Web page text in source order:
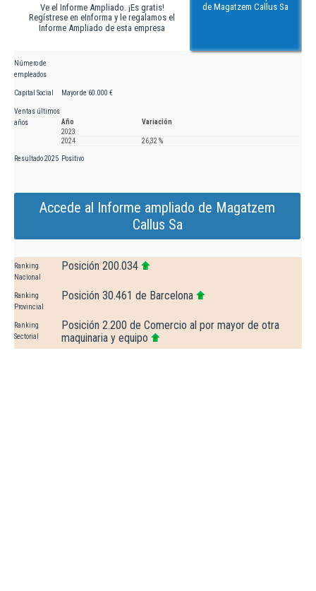
Ve el Informe Ampliado. ¡Es gratis!
Regístrese en eInforma y le regalamos el
Informe Ampliado de esta empresa
de Magatzem Callus Sa
Número de
empleados
Capital Social Mayor de 60.000 €
Ventas últimos
años
Año
Variación
2023
2024
26,32 %
Resultado 2025 Positivo
Accede al Informe ampliado de Magatzem
Callus Sa
Ranking
Nacional
Posición 200.034
Ranking
Provincial
Posición 30.461 de Barcelona
Ranking
Sectorial
Posición 2.200 de Comercio al por mayor de otra
maquinaria y equipo